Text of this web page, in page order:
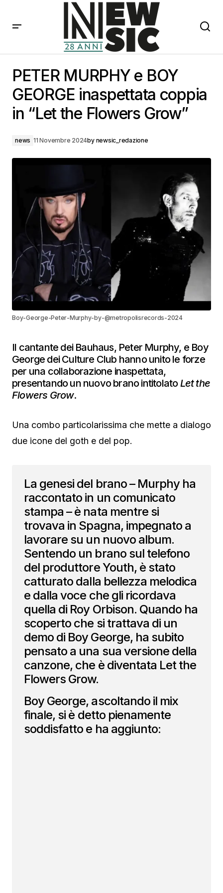
“Let the Flowers Grow”
PETER MURPHY e BOY
GEORGE inaspettata coppia
in “Let the Flowers Grow”
news 11 Novembre 2024by newsic_redazione
Boy-George-Peter-Murphy-by-@metropolisrecords-2024
Il cantante dei Bauhaus, Peter Murphy, e Boy
George dei Culture Club hanno unito le forze
per una collaborazione inaspettata,
presentando un nuovo brano intitolatoLet the
Flowers Grow.
Una combo particolarissima che mette a dialogo
due icone del goth e del pop.
La genesi del brano – Murphy ha
raccontato in un comunicato
stampa – è nata mentre si
trovava in Spagna, impegnato a
lavorare su un nuovo album.
Sentendo un brano sul telefono
del produttore Youth, è stato
catturato dalla bellezza melodica
e dalla voce che gli ricordava
quella di Roy Orbison. Quando ha
scoperto che si trattava di un
demo di Boy George, ha subito
pensato a una sua versione della
canzone, che è diventata Let the
Flowers Grow.
Boy George, ascoltando il mix
finale, si è detto pienamente
soddisfatto e ha aggiunto: